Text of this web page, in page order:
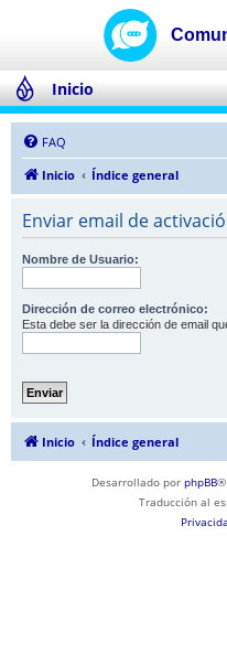
Inicio
FAQ
Inicio
Índice general
Enviar email de
Nombre de Usuario:
Dirección de correo electrónico:
Esta debe ser la dirección de email
Inicio Índice general
Desarrollado por phpBB®
Traducción al